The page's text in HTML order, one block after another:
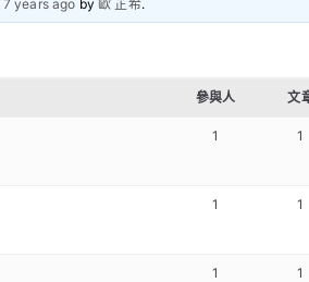
7 years ago by 歐 芷希.
參與人 文
1 1
1 1
1 1